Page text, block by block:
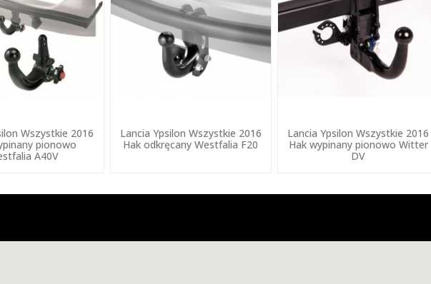
Wszystkie 2016
pionowo
A40V
Lancia Ypsilon Wszystkie 2016
Hak odkręcany Westfalia F20
Lancia Ypsilon Wszystkie 2016
Hak wypinany pionowo Witter
DV